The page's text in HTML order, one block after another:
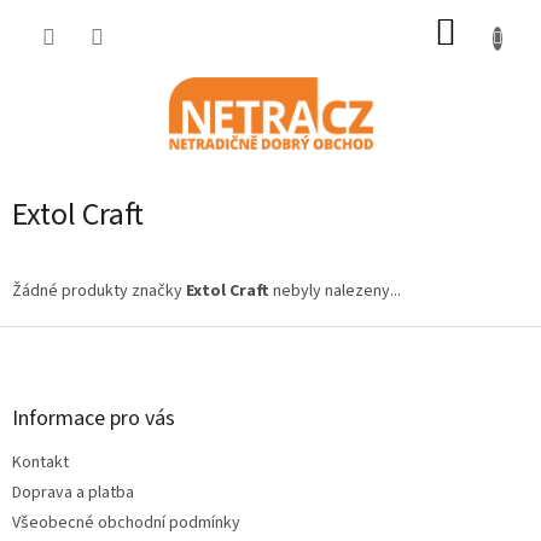
Extol Craft
Žádné produkty značky Extol Craft nebyly nalezeny...
Z
Informace pro vás
Kontakt
Doprava a platba
Všeobecné obchodní podmínky